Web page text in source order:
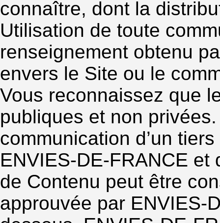
connaître, dont la
Utilisation de toute
renseignement obtenu
envers le Site ou le
Vous reconnaissez que
publiques et non
communication d’un
ENVIES-DE-FRANCE et
de Contenu peut être
approuvée par ENVIES-